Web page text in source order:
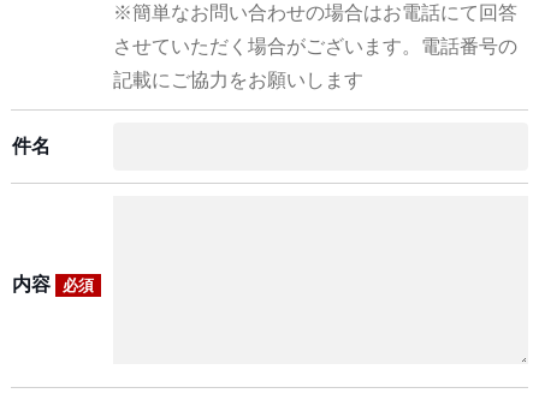
※簡単なお問い合わせの場合はお電話にて回答
させていただく場合がございます。電話番号の
記載にご協力をお願いします
件名
内容 必須